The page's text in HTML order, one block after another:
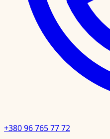
+380 96 765 77 72